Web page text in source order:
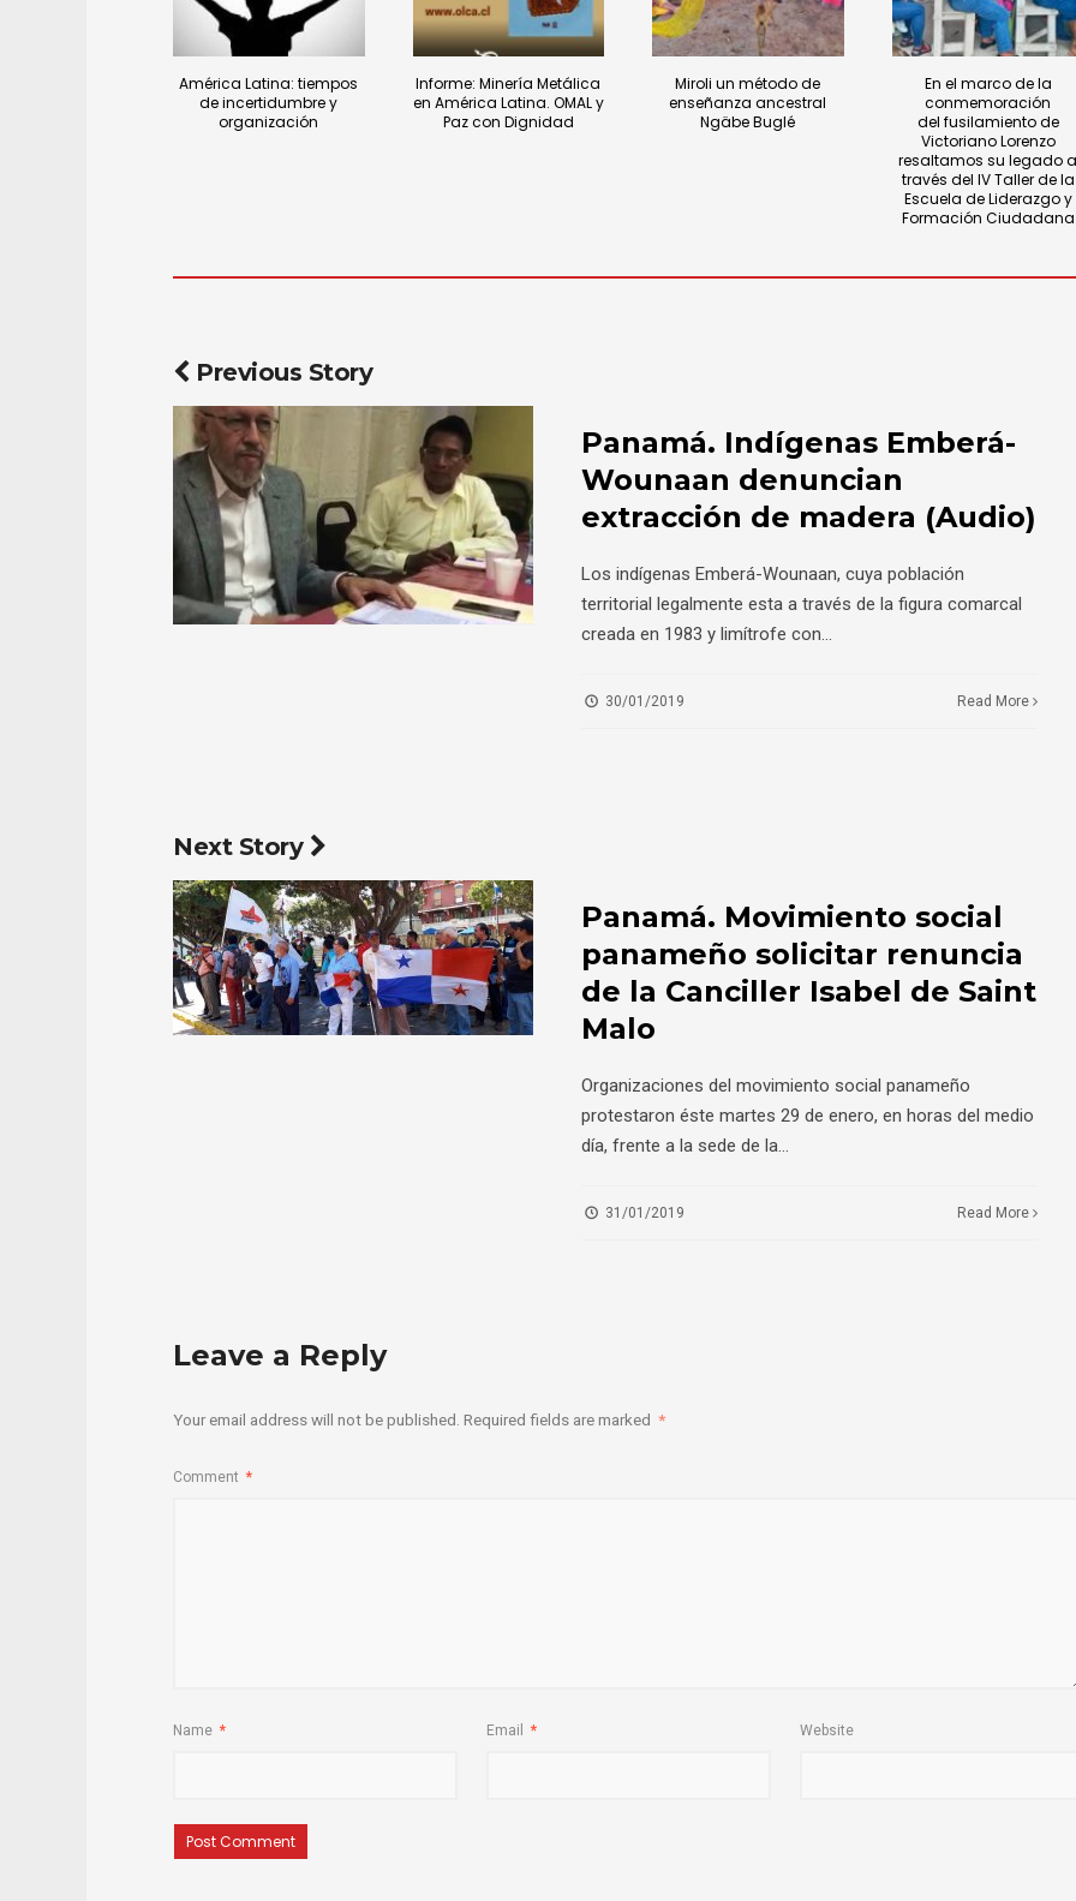
América Latina: tiempos
de incertidumbre y
organización
Informe: Minería Metálica
en América Latina. OMAL y
Paz con Dignidad
Miroli un método de
enseñanza ancestral
Ngäbe Buglé
En el marco de la
conmemoración
del fusilamiento de
Victoriano Lorenzo
resaltamos su legado
través del IV Taller de la
Escuela de Liderazgo y
Formación Ciudadana
Previous Story
Panamá. Indígenas Emberá-
Wounaan denuncian
extracción de madera (Audio)
Los indígenas Emberá-Wounaan, cuya población
territorial legalmente esta a través de la figura comarcal
creada en 1983 y limítrofe con...
30/01/2019 Read More
Next Story
Panamá. Movimiento social
panameño solicitar renuncia
de la Canciller Isabel de Saint
Malo
Organizaciones del movimiento social panameño
protestaron éste martes 29 de enero, en horas del medio
día, frente a la sede de la...
31/01/2019 Read More
Leave a Reply
Your email address will not be published. Required fields are marked *
Comment *
Name * Email * Website